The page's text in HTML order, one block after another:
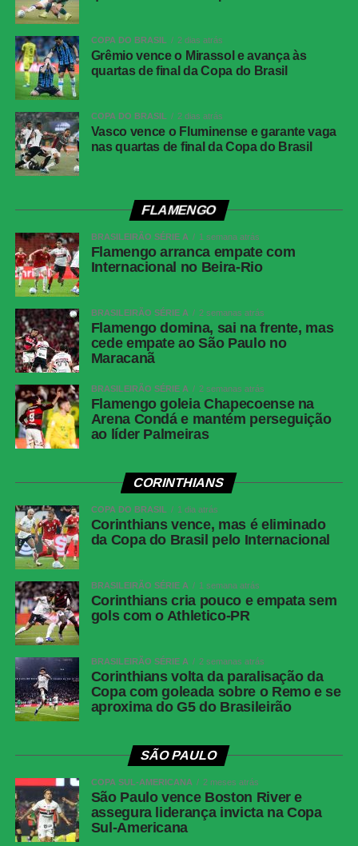
Marcinho (Lucas Silva)
TÉCNICO:Fabrício Bento
ESCALAÇÃO DO CEARÁ
João Ricardo; Nino Paraíba (Buiú), David Ricardo e Luiz
Otávio; Victor Luis, Richardson (Erick), Richard Coelho
(Cléber), Vina, Mendoza e Lima; Jô
TÉCNICO:Juca Antonello
Pablo Dyego, Vitinho, Mateus Sarará
Luiz Otávio, Richardson, Richard Coelho,
David Ricardo, Erick
GOLS
AVAÍ:Natanael, aos 4`2T e Mateus Sarará, aos 44`2T
COMENTE ABAIXO:
WhatsApp
Facebook
Twitter
Share
COPA DO BRASIL 2 dias atrás
Grêmio vence o Mirassol e avança às
quartas de final da Copa do Brasil
COPA DO BRASIL 2 dias atrás
Vasco vence o Fluminense e garante vaga
nas quartas de final da Copa do Brasil
FLAMENGO
BRASILEIRÃO SÉRIE A 1 semana atrás
Flamengo arranca empate com
Internacional no Beira-Rio
BRASILEIRÃO SÉRIE A 2 semanas atrás
Flamengo domina, sai na frente, mas
cede empate ao São Paulo no
Maracanã
BRASILEIRÃO SÉRIE A 2 semanas atrás
Flamengo goleia Chapecoense na
Arena Condá e mantém perseguição
ao líder Palmeiras
CORINTHIANS
COPA DO BRASIL 1 dia atrás
Corinthians vence, mas é eliminado
da Copa do Brasil pelo Internacional
BRASILEIRÃO SÉRIE A 1 semana atrás
Corinthians cria pouco e empata sem
gols com o Athletico-PR
BRASILEIRÃO SÉRIE A 2 semanas atrás
Corinthians volta da paralisação da
Copa com goleada sobre o Remo e se
aproxima do G5 do Brasileirão
SÃO PAULO
COPA SUL-AMERICANA 2 meses atrás
São Paulo vence Boston River e
assegura liderança invicta na Copa
Sul-Americana